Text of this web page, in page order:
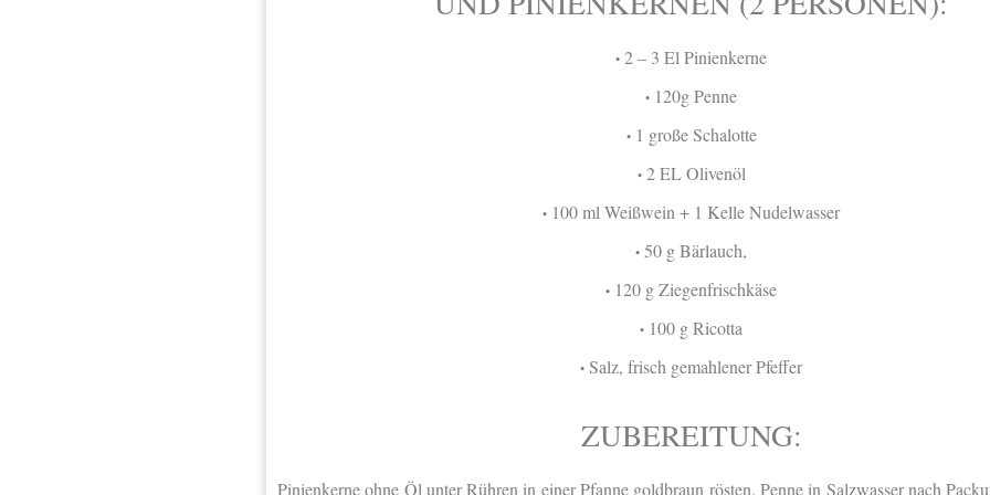
• 2 – 3 El Pinienkerne
• 120g Penne
•1 große Schalotte
•2 EL Olivenöl
• 100 ml Weißwein + 1 Kelle Nudelwasser
• 50 g Bärlauch,
• 120 g Ziegenfrischkäse
• 100 g Ricotta
• Salz, frisch gemahlener Pfeffer
ZUBEREITUNG:
Pinienkerne ohne Öl unter Rühren in einer Pfanne goldbraun rösten. Penne in Salzwasser nach